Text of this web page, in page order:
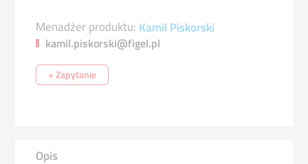
Menadżer produktu: Kamil Piskorski
kamil.piskorski@figel.pl
+ Zapytanie
Opis